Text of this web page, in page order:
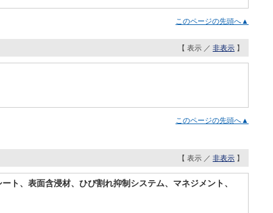
このページの先頭へ▲
【 表示 ／ 非表示 】
このページの先頭へ▲
【 表示 ／ 非表示 】
ト、表面含浸材、ひび割れ抑制システム、マネジメント、